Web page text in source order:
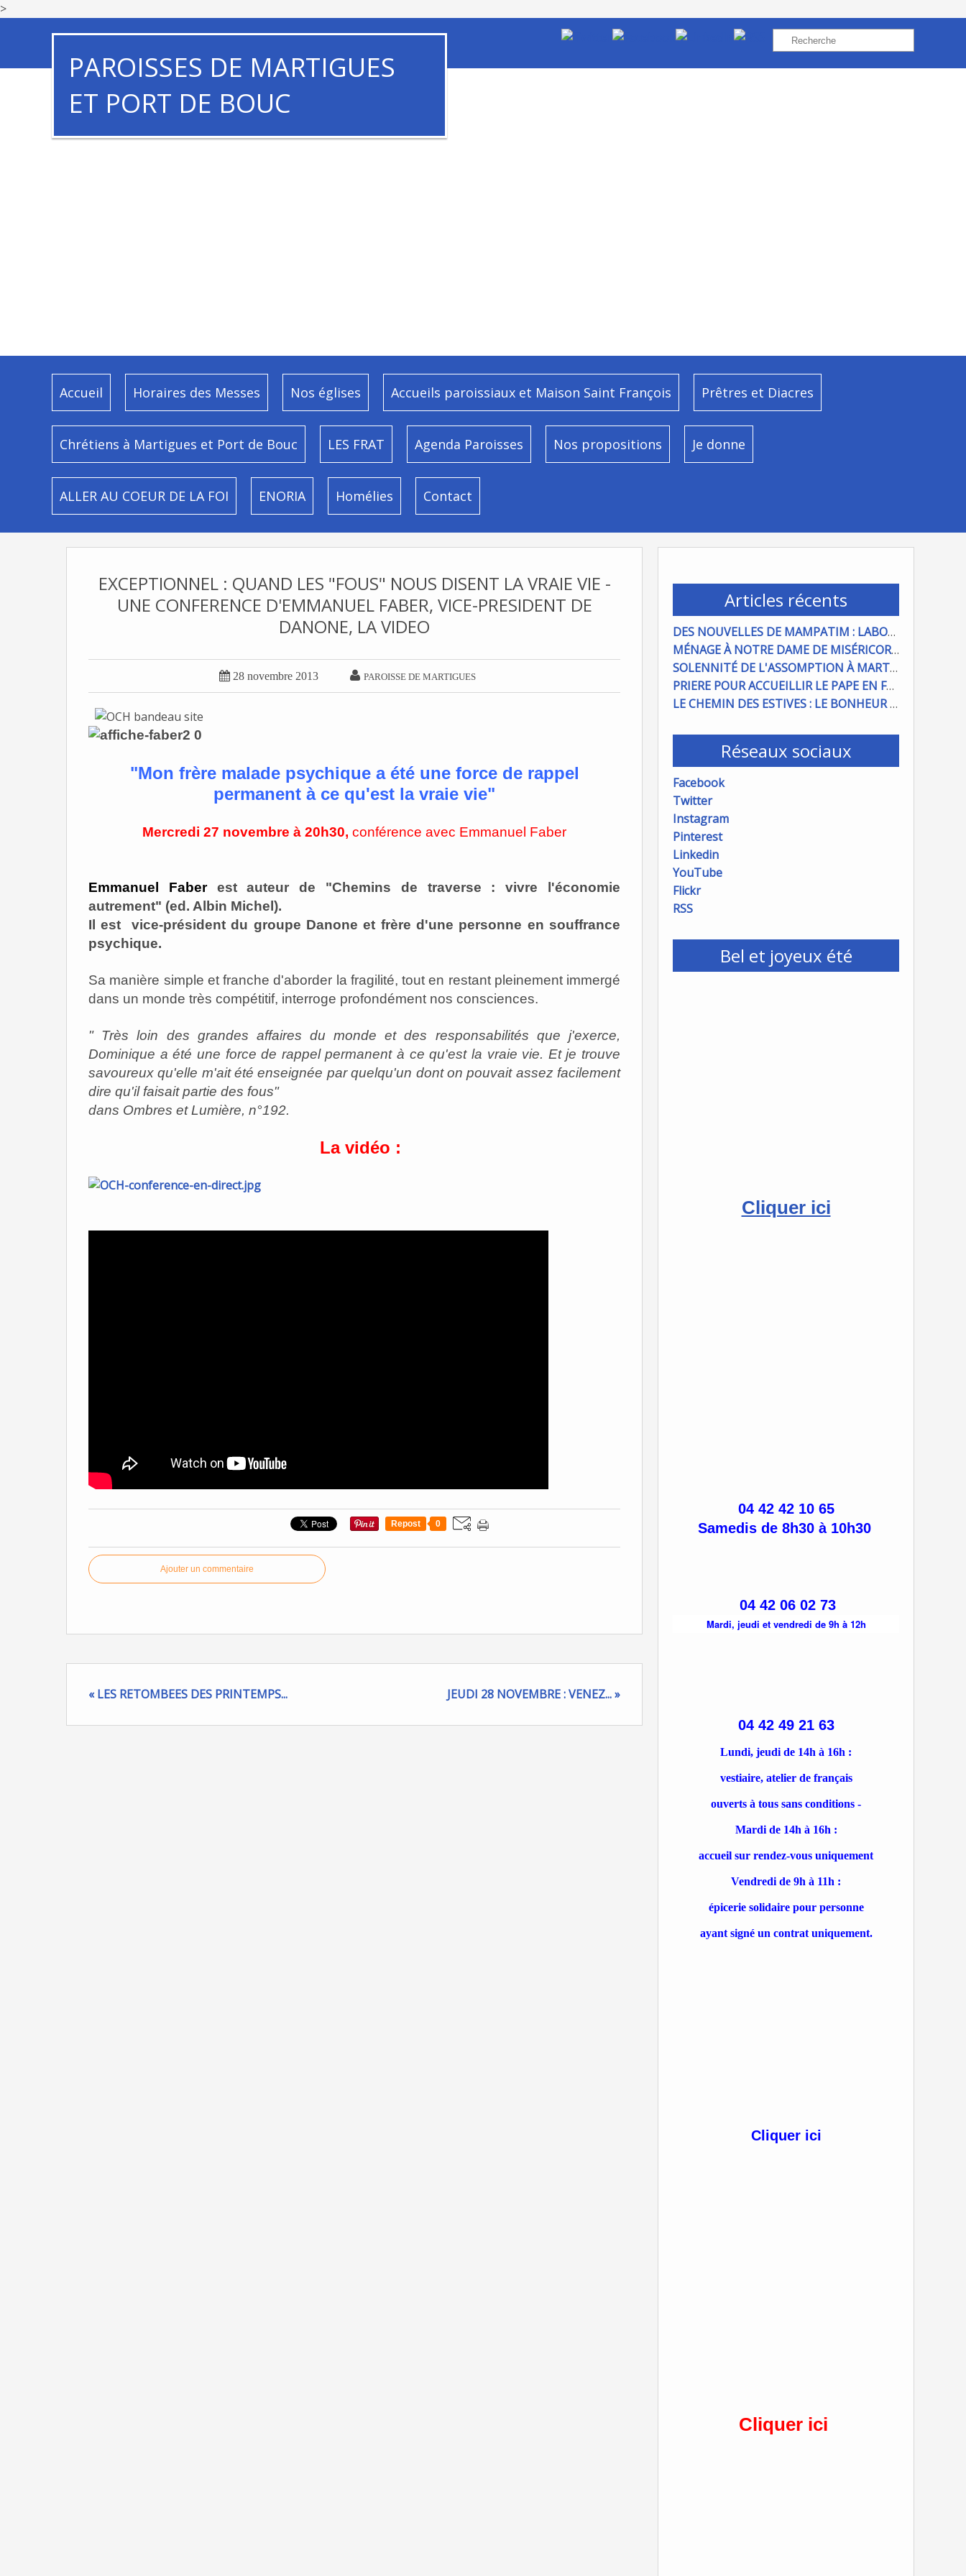
>
PAROISSES DE MARTIGUES
ET PORT DE BOUC
Accueil Horaires des Messes Nos églises Accueils paroissiaux et Maison Saint François Prêtres et Diacres
Chrétiens à Martigues et Port de Bouc LES FRAT Agenda Paroisses Nos propositions Je donne
ALLER AU COEUR DE LA FOI ENORIA Homélies Contact
Articles récents
DES NOUVELLES DE MAMPATIM : LABOUR DU CHAMP PAROISSIAL
MÉNAGE À NOTRE DAME DE MISÉRICORDE : ON COMPTE SUR VOUS !
SOLENNITÉ DE L'ASSOMPTION À MARTIGUES ET PORT DE BOUC
PRIERE POUR ACCUEILLIR LE PAPE EN FRANCE
LE CHEMIN DES ESTIVES : LE BONHEUR À PORTÉE DE MAIN
Réseaux sociaux
Facebook
Twitter
Instagram
Pinterest
Linkedin
YouTube
Flickr
RSS
Bel et joyeux été
Cliquer ici
04 42 42 10 65
Samedis de 8h30 à 10h30
04 42 06 02 73
Mardi, jeudi et vendredi de 9h à 12h
04 42 49 21 63
Lundi, jeudi de 14h à 16h :
vestiaire, atelier de français
ouverts à tous sans conditions -
Mardi de 14h à 16h :
accueil sur rendez-vous uniquement
Vendredi de 9h à 11h :
épicerie solidaire pour personne
ayant signé un contrat uniquement.
Cliquer ici
Cliquer ici
EXCEPTIONNEL : QUAND LES "FOUS" NOUS DISENT LA VRAIE VIE -
UNE CONFERENCE D'EMMANUEL FABER, VICE-PRESIDENT DE
DANONE, LA VIDEO
 28 novembre 2013  PAROISSE DE MARTIGUES
"Mon frère malade psychique a été une force de rappel
permanent à ce qu'est la vraie vie"
Mercredi 27 novembre à 20h30, conférence avec Emmanuel Faber
Emmanuel Faber
est auteur de "Chemins de traverse : vivre l'économie
autrement" (ed. Albin Michel).
Il est vice-président du groupe Danone et frère d'une personne en souffrance
psychique.
Sa manière simple et franche d'aborder la fragilité, tout en restant pleinement immergé
dans un monde très compétitif, interroge profondément nos consciences.
" Très loin des grandes affaires du monde et des responsabilités que j'exerce,
Dominique a été une force de rappel permanent à ce qu'est la vraie vie. Et je trouve
savoureux qu'elle m'ait été enseignée par quelqu'un dont on pouvait assez facilement
dire qu'il faisait partie des fous"
dans Ombres et Lumière, n°192.
La vidéo :
Repost 0
Ajouter un commentaire
« LES RETOMBEES DES PRINTEMPS... JEUDI 28 NOVEMBRE : VENEZ... »